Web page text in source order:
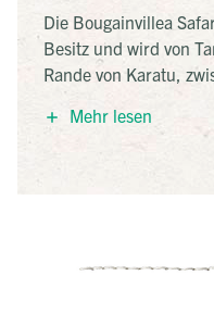
Die Bougainvillea
Besitz und wird von
Rande von Karatu,
dem Ngorongoro-
oder Einzelbetten,
Kamin und Veranda
tropischen Gärten
Mehr lesen